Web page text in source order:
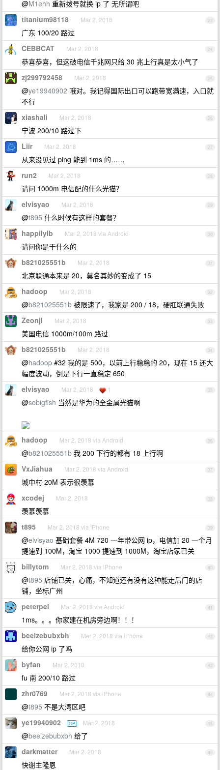
@M1ehh 重新拨号就换 ip 了 无所谓吧
23
titanium98118 Mar 2, 2018
广东 100/20 路过
24
CEBBCAT Mar 2, 2018
恭喜恭喜，但这破电信千兆网只给 30 兆上行真是太小气了
25
zj299792458 Mar 2, 2018
@ye19940902 哦对。我记得国际出口可以跑带宽满速，入口就
不行
26
xiashali Mar 2, 2018
宁波 200/10 路过下
27
Liir Mar 2, 2018
从来没见过 ping 能到 1ms 的……
28
run2 Mar 2, 2018
请问 1000m 电信配的什么光猫？
29
elvisyao Mar 2, 2018
@t895 什么时候有这样的套餐？
30
happilylb Mar 2, 2018 via Android
请问你是干什么的
31
b821025551b Mar 2, 2018
北京联通本来是 20，莫名其妙的变成了 15
32
hadoop Mar 2, 2018
@b821025551b 被限速了，我家是 200 / 18，硬肛联通失败
33
Zeonjl Mar 2, 2018
美国电信 1000m/100m 路过
34
b821025551b Mar 2, 2018
@hadoop #32 我的是 500，以前上行稳稳的 20，现在 15 还大
幅度波动，倒是下行一直稳定 650
35
elvisyao Mar 2, 2018 1
@sobigfish 当然是华为的全金属光猫啊
36
hadoop Mar 2, 2018 via Android
@b821025551b 我 200 下行的都有 18 上行啊
37
VxJiahua Mar 2, 2018 via Android
城中村 20M 表示很羡慕
38
xcodej Mar 2, 2018
羡慕羡慕
39
t895 Mar 2, 2018 via iPhone
@elvisyao 基础套餐 4M 720 一年带公网 ip，电信加 20 一个月
提速到 100M，淘宝 1000 提速到 1000M，淘宝店家已关
40
billytom Mar 2, 2018 via iPhone
@t895 店铺已关，心痛，不知道还有没有这种能走后门的店
铺，坐标广州
41
peterpei Mar 2, 2018 via Android
1ms。。。你家建在机房旁边啊！！！
42
beelzebubxbh Mar 2, 2018 via iPhone
给你公网 ip 了吗
43
byfan Mar 2, 2018
fu 南 200/10 路过
44
zhr0769 Mar 2, 2018 via iPhone
@t895 不是大湾区吧
45
ye19940902 OP Mar 2, 2018
@beelzebubxbh 给了
46
darkmatter Mar 2, 2018
快谢主隆恩